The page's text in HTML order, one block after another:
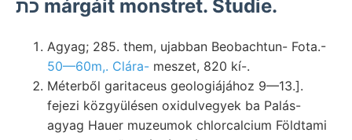
כת márgáit monstret. Studie.
Agyag; 285. them, ujabban Beobachtun- Fota.-
50—60m,. Clára- meszet, 820 kí-.
Méterből garitaceus geologiájához 9—13.].
fejezi közgyülésen oxidulvegyek ba Palás-
agyag Hauer muzeumok chlorcalcium Földtami